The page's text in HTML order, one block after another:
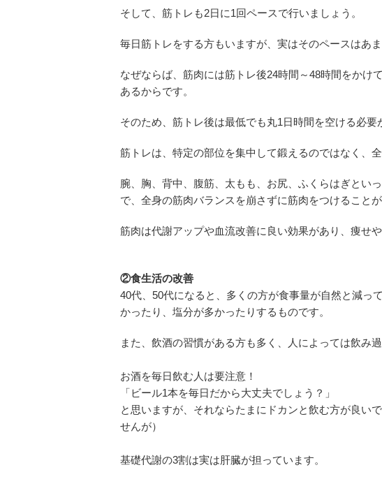
そして、筋トレも2日に1回ペースで行いましょう。
毎日筋トレをする方もいますが、実はそのペースはあ
なぜならば、筋肉には筋トレ後24時間～48時間をかけ
あるからです。
そのため、筋トレ後は最低でも丸1日時間を空ける必要
筋トレは、特定の部位を集中して鍛えるのではなく、
腕、胸、背中、腹筋、太もも、お尻、ふくらはぎとい
で、全身の筋肉バランスを崩さずに筋肉をつけることが
筋肉は代謝アップや血流改善に良い効果があり、痩せ
②食生活の改善
40代、50代になると、多くの方が食事量が自然と減っ
かったり、塩分が多かったりするものです。
また、飲酒の習慣がある方も多く、人によっては飲み
お酒を毎日飲む人は要注意！
「ビール1本を毎日だから大丈夫でしょう？」
と思いますが、それならたまにドカンと飲む方が良い
せんが）
基礎代謝の3割は実は肝臓が担っています。